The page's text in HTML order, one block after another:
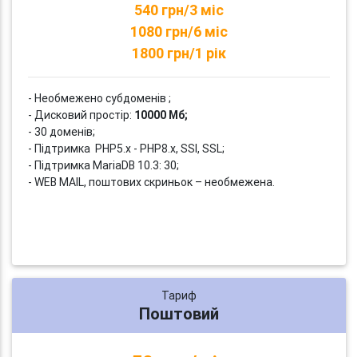
540 грн/3 міс
1080 грн/6 міс
1800 грн/1 рік
- Необмежено субдоменів ;
- Дисковий простір: 10000 Мб;
- 30 доменів;
- Підтримка PHP5.x - PHP8.x, SSI, SSL;
- Підтримка MariaDB 10.3: 30;
- WEB MAIL, поштових скриньок – необмежена.
Тариф
Поштовий